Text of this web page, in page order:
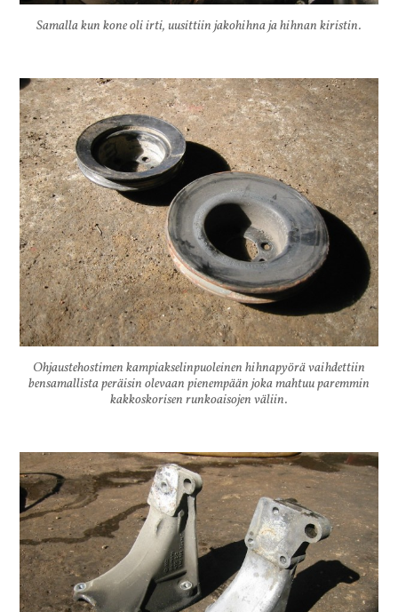
Samalla kun kone oli irti, uusittiin jakohihna ja hihnan kiristin.
Ohjaustehostimen kampiakselinpuoleinen hihnapyörä vaihdettiin
bensamallista peräisin olevaan pienempään joka mahtuu paremmin
kakkoskorisen runkoaisojen väliin.